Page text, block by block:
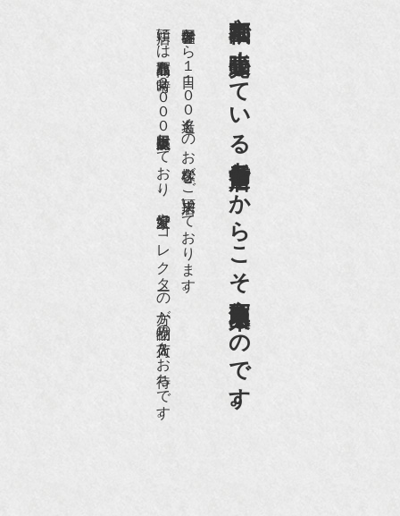
京都祇園で小売販売している
老舗骨董店だからこそ高価買取出来るのです。
世界各国から１日１００名近くのお客様がご来店頂いております。
店頭には買取商品を常時２０００点以上展示販売しており、
愛好家やコレクターの方が品物の入荷をお待ちです。